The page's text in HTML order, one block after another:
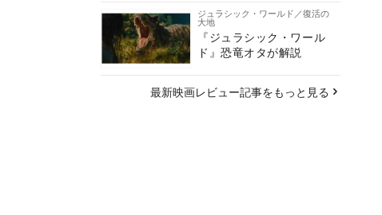
ジュラシック・ワールド／復活の
大地
『ジュラシック・ワール
ド』恐竜オタが解説
最新映画レビュー記事をもっと見る